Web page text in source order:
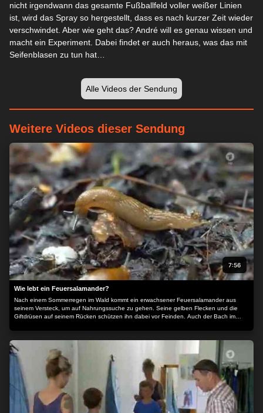
nicht irgendwann das gesamte Fußballfeld voller weißer Linien
ist, wird das Spray so hergestellt, dass es nach kurzer Zeit wieder
verschwindet. Aber wie geht das? André will es genau wissen und
macht ein Experiment. Dabei findet er auch heraus, was das mit
Seifenblasen zu tun hat…
Alle Videos der Sendung
Weitere Videos dieser Sendung
7:56
Wie lebt ein Feuersalamander?
Nach einem Sommerregen im Wald kommt ein erwachsener Feuersalamander aus
seinem Versteck, um auf Nahrungssuche zu gehen. Seine gelben Flecken und die
Giftdrüsen auf seinem Rücken schützen ihn dabei vor Feinden. Auch der Bach im
Denn als Amphibien verbringen die Tiere ihre ersten Lebenswochen unter Wasser.
Dabei atmen die Larven durch ihre Kiemenbüschel und fressen Mückenlarven und
andere Kleintiere. Nach ein paar Wochen sind sie schon größer geworden und ihre
Kiemenbüschel sind verschwunden. Nun geht es das erste Mal an Land.